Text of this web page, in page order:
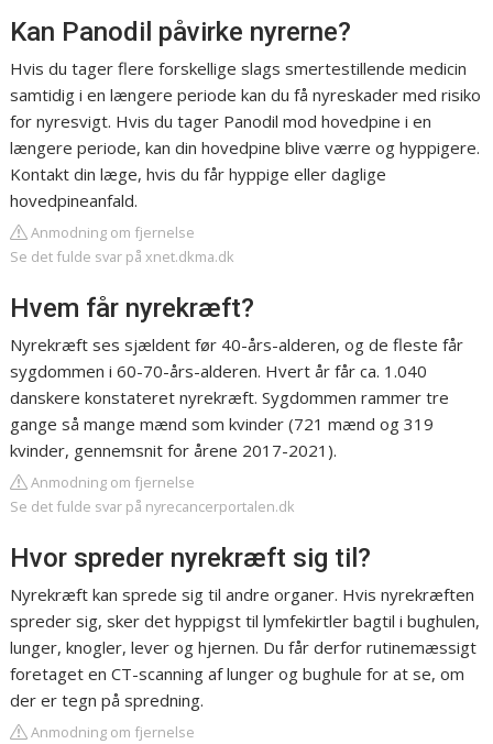
Kan Panodil påvirke nyrerne?
Hvis du tager flere forskellige slags smertestillende medicin
samtidig i en længere periode kan du få nyreskader med risiko
for nyresvigt. Hvis du tager Panodil mod hovedpine i en
længere periode, kan din hovedpine blive værre og hyppigere.
Kontakt din læge, hvis du får hyppige eller daglige
hovedpineanfald.
Anmodning om fjernelse
Se det fulde svar på xnet.dkma.dk
Hvem får nyrekræft?
Nyrekræft ses sjældent før 40-års-alderen, og de fleste får
sygdommen i 60-70-års-alderen. Hvert år får ca. 1.040
danskere konstateret nyrekræft. Sygdommen rammer tre
gange så mange mænd som kvinder (721 mænd og 319
kvinder, gennemsnit for årene 2017-2021).
Anmodning om fjernelse
Se det fulde svar på nyrecancerportalen.dk
Hvor spreder nyrekræft sig til?
Nyrekræft kan sprede sig til andre organer. Hvis nyrekræften
spreder sig, sker det hyppigst til lymfekirtler bagtil i bughulen,
lunger, knogler, lever og hjernen. Du får derfor rutinemæssigt
foretaget en CT-scanning af lunger og bughule for at se, om
der er tegn på spredning.
Anmodning om fjernelse